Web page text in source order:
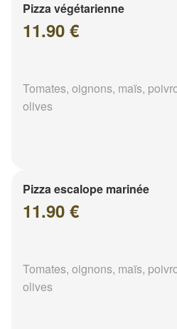
Pizza végétarienne
11.90 €
Tomates, oignons, maïs,
olives
Pizza escalope marinée
11.90 €
Tomates, oignons, maïs,
olives